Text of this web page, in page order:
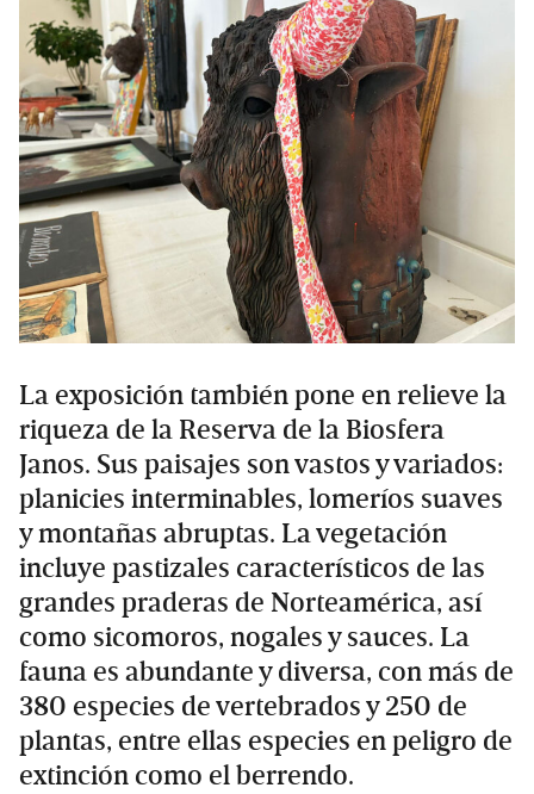
La exposición también pone en relieve la
riqueza de la Reserva de la Biosfera
Janos. Sus paisajes son vastos y variados:
planicies interminables, lomeríos suaves
y montañas abruptas. La vegetación
incluye pastizales característicos de las
grandes praderas de Norteamérica, así
como sicomoros, nogales y sauces. La
fauna es abundante y diversa, con más de
380 especies de vertebrados y 250 de
plantas, entre ellas especies en peligro de
extinción como el berrendo.